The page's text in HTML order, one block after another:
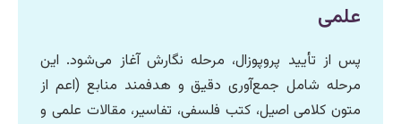
علمی
پس از تأیید پروپوزال، مرحله نگارش آغاز می‌شود. این
مرحله شامل جمع‌آوری دقیق و هدفمند منابع (اعم از
متون کلامی اصیل، کتب فلسفی، تفاسیر، مقالات علمی و